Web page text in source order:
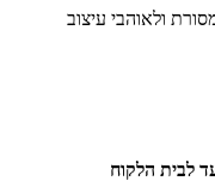
ולאוהבי עיצוב